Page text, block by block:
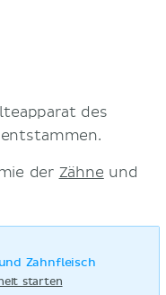
des
der Zähne und
Zahnfleisch
starten